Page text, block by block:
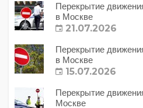
Перекрытие
в Москве
21.07.2026
Перекрытие
в Москве
15.07.2026
Перекрытие
Москве